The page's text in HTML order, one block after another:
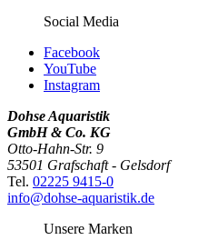
Social Media
Facebook
YouTube
Instagram
Dohse Aquaristik
GmbH & Co. KG
Otto-Hahn-Str. 9
53501 Grafschaft - Gelsdorf
Tel. 02225 9415-0
info@dohse-aquaristik.de
Unsere Marken